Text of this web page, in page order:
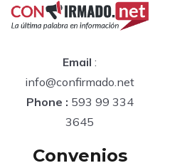
Email :
info@confirmado.net
Phone : 593 99 334
3645
Convenios